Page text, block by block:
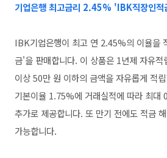
기업은행 최고금리 2.45% 'IBK직장인적
IBK기업은행이 최고 연 2.45%의 이율을
금'을 판매합니다. 이 상품은 1년제 자유
이상 50만 원 이하의 금액을 자유롭게 적
기본이율 1.75%에 거래실적에 따라 최대
추가로 제공합니다. 또 만기 전에도 적금
가능합니다.